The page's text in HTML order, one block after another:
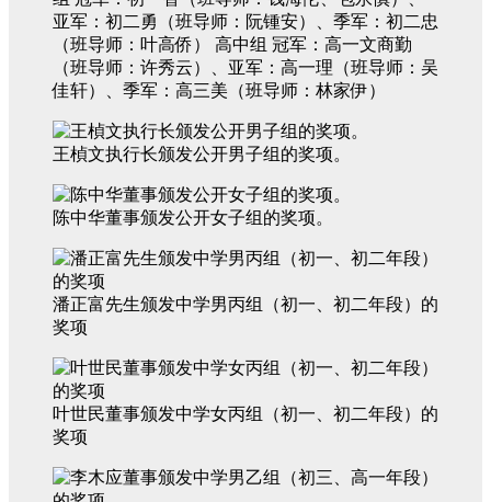
亚军：初二勇（班导师：阮锺安）、季军：初二忠
（班导师：叶高侨） 高中组 冠军：高一文商勤
（班导师：许秀云）、亚军：高一理（班导师：吴
佳轩）、季军：高三美（班导师：林家伊）
王楨文执行长颁发公开男子组的奖项。
陈中华董事颁发公开女子组的奖项。
潘正富先生颁发中学男丙组（初一、初二年段）的
奖项
叶世民董事颁发中学女丙组（初一、初二年段）的
奖项